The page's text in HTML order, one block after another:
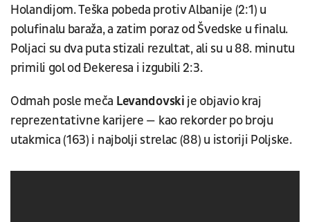
Holandijom. Teška pobeda protiv Albanije (2:1) u
polufinalu baraža, a zatim poraz od Švedske u finalu.
Poljaci su dva puta stizali rezultat, ali su u 88. minutu
primili gol od Đekeresa i izgubili 2:3.
Odmah posle meča Levandovski je objavio kraj
reprezentativne karijere — kao rekorder po broju
utakmica (163) i najbolji strelac (88) u istoriji Poljske.